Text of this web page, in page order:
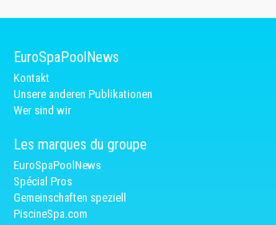
EuroSpaPoolNews
Kontakt
Unsere anderen Publikationen
Wer sind wir
Les marques du groupe
EuroSpaPoolNews
Spécial Pros
Gemeinschaften speziell
PiscineSpa.com